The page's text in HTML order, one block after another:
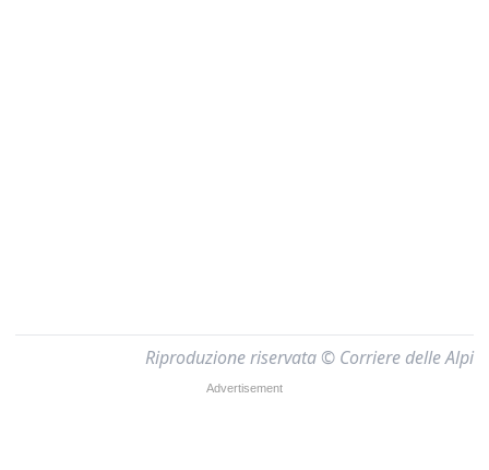
Riproduzione riservata © Corriere delle Alpi